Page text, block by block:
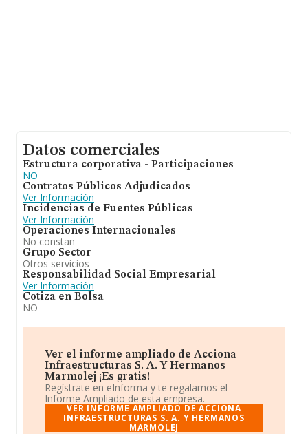
Datos comerciales
Estructura corporativa - Participaciones
NO
Contratos Públicos Adjudicados
Ver Información
Incidencias de Fuentes Públicas
Ver Información
Operaciones Internacionales
No constan
Grupo Sector
Otros servicios
Responsabilidad Social Empresarial
Ver Información
Cotiza en Bolsa
NO
Ver el informe ampliado de Acciona
Infraestructuras S. A. Y Hermanos
Marmolej ¡Es gratis!
Regístrate en eInforma y te regalamos el
Informe Ampliado de esta empresa.
VER INFORME AMPLIADO DE ACCIONA
INFRAESTRUCTURAS S. A. Y HERMANOS
MARMOLEJ